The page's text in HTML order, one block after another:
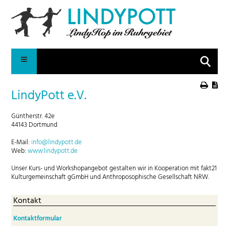
Suche
LindyPott e.V.
Güntherstr. 42e
44143 Dortmund
E-Mail: info@lindypott.de
Web:www.lindypott.de
Unser Kurs- und Workshopangebot gestalten wir in Kooperation mit fakt21
Kulturgemeinschaft gGmbH und Anthroposophische Gesellschaft NRW.
Kontakt
Kontaktformular